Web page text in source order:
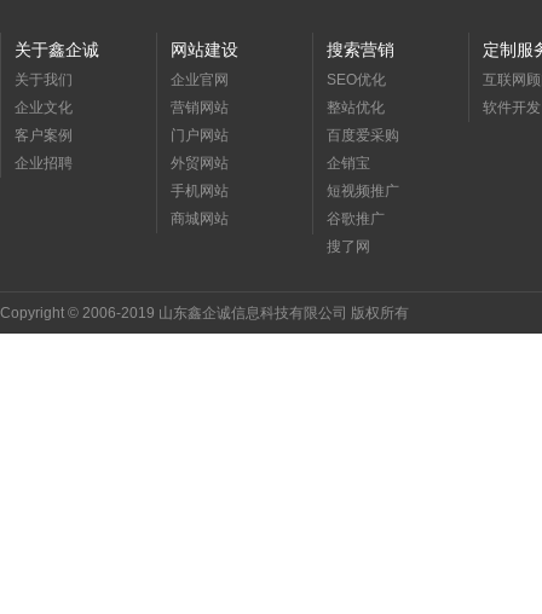
关于鑫企诚
关于我们
企业文化
客户案例
企业招聘
网站建设
企业官网
营销网站
门户网站
外贸网站
手机网站
商城网站
搜索营销
SEO优化
整站优化
百度爱采购
企销宝
短视频推广
谷歌推广
搜了网
定制服
互联网
软件开发
Copyright © 2006-2019 山东鑫企诚信息科技有限公司 版权所有